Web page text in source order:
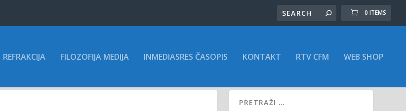
0 ITEMS
REFRAKCIJA FILOZOFIJA MEDIJA INMEDIASRES ČASOPIS KONTAKT RTV CFM WEB SHOP